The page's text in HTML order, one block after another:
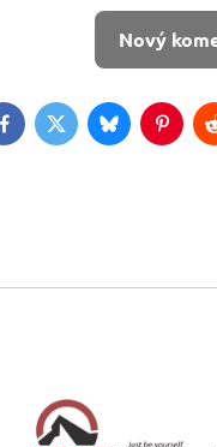
Nový
FacebookTwitterBluesky